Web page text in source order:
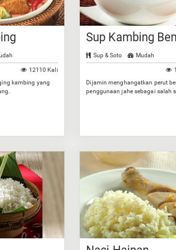
12110 Kali
kambing yang
Sup Kambing
Sup & Soto Mudah
Dijamin menghangatkan perut
penggunaan jahe sebagai salah